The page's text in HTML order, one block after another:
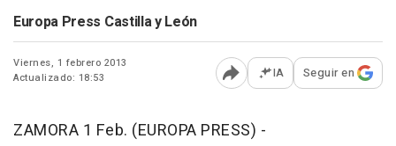
Europa Press Castilla y León
Viernes, 1 febrero 2013
Actualizado: 18:53
Abrir opciones para
IA Seguir en
ZAMORA 1 Feb. (EUROPA PRESS) -